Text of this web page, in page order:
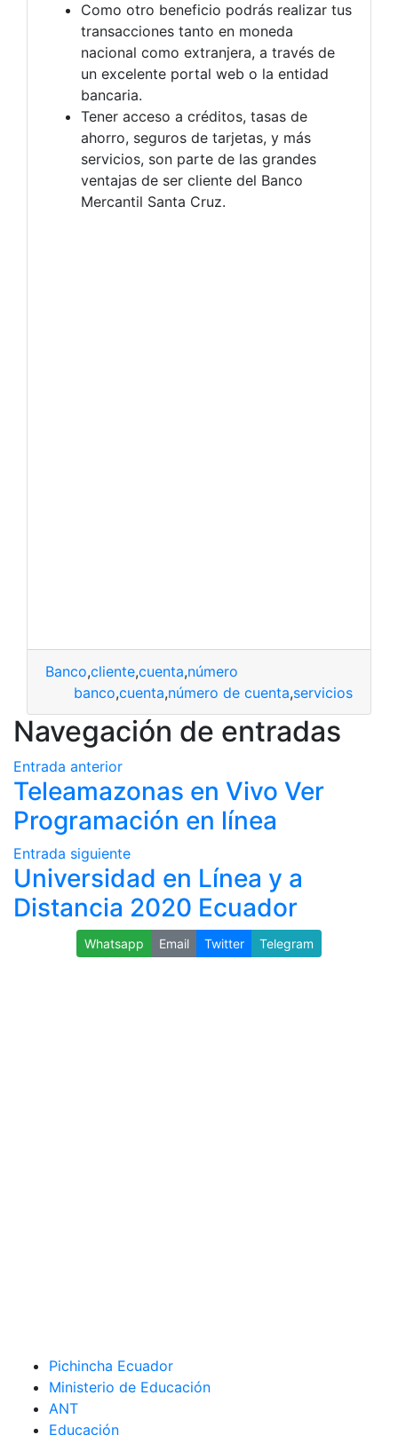
Como otro beneficio podrás realizar tus
transacciones tanto en moneda
nacional como extranjera, a través de
un excelente portal web o la entidad
bancaria.
Tener acceso a créditos, tasas de
ahorro, seguros de tarjetas, y más
servicios, son parte de las grandes
ventajas de ser cliente del Banco
Mercantil Santa Cruz.
Banco,cliente,cuenta,número
banco,cuenta,número de cuenta,servicios
Navegación de entradas
Entrada anterior
Teleamazonas en Vivo Ver
Programación en línea
Entrada siguiente
Universidad en Línea y a
Distancia 2020 Ecuador
Whatsapp Email Twitter Telegram
Pichincha Ecuador
Ministerio de Educación
ANT
Educación